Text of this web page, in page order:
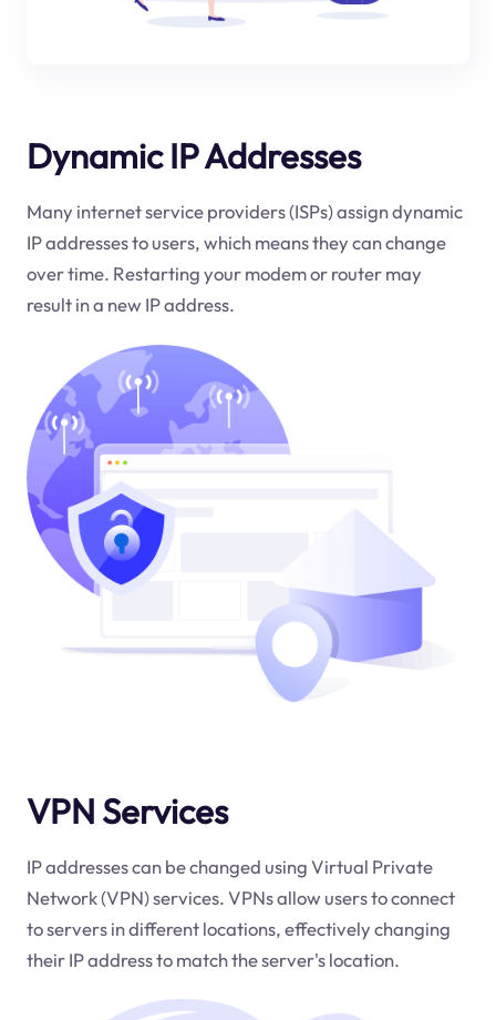
Dynamic IP Addresses
Many internet service providers (ISPs) assign dynamic
IP addresses to users, which means they can change
over time. Restarting your modem or router may
result in a new IP address.
VPN Services
IP addresses can be changed using Virtual Private
Network (VPN) services. VPNs allow users to connect
to servers in different locations, effectively changing
their IP address to match the server's location.